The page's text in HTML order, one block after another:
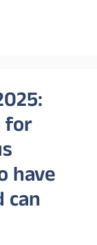
for
have
can